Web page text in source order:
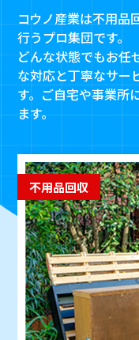
コウノ産業は不用品
行うプロ集団です。
どんな状態でもお任
な対応と丁寧なサー
す。 ご自宅や事業所
ます。
不用品回収